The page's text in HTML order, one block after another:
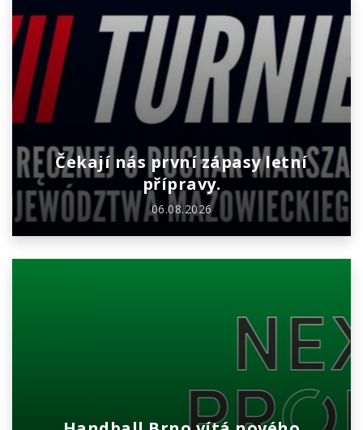
Čekají nás první zápasy letní
přípravy.
06.08.2026